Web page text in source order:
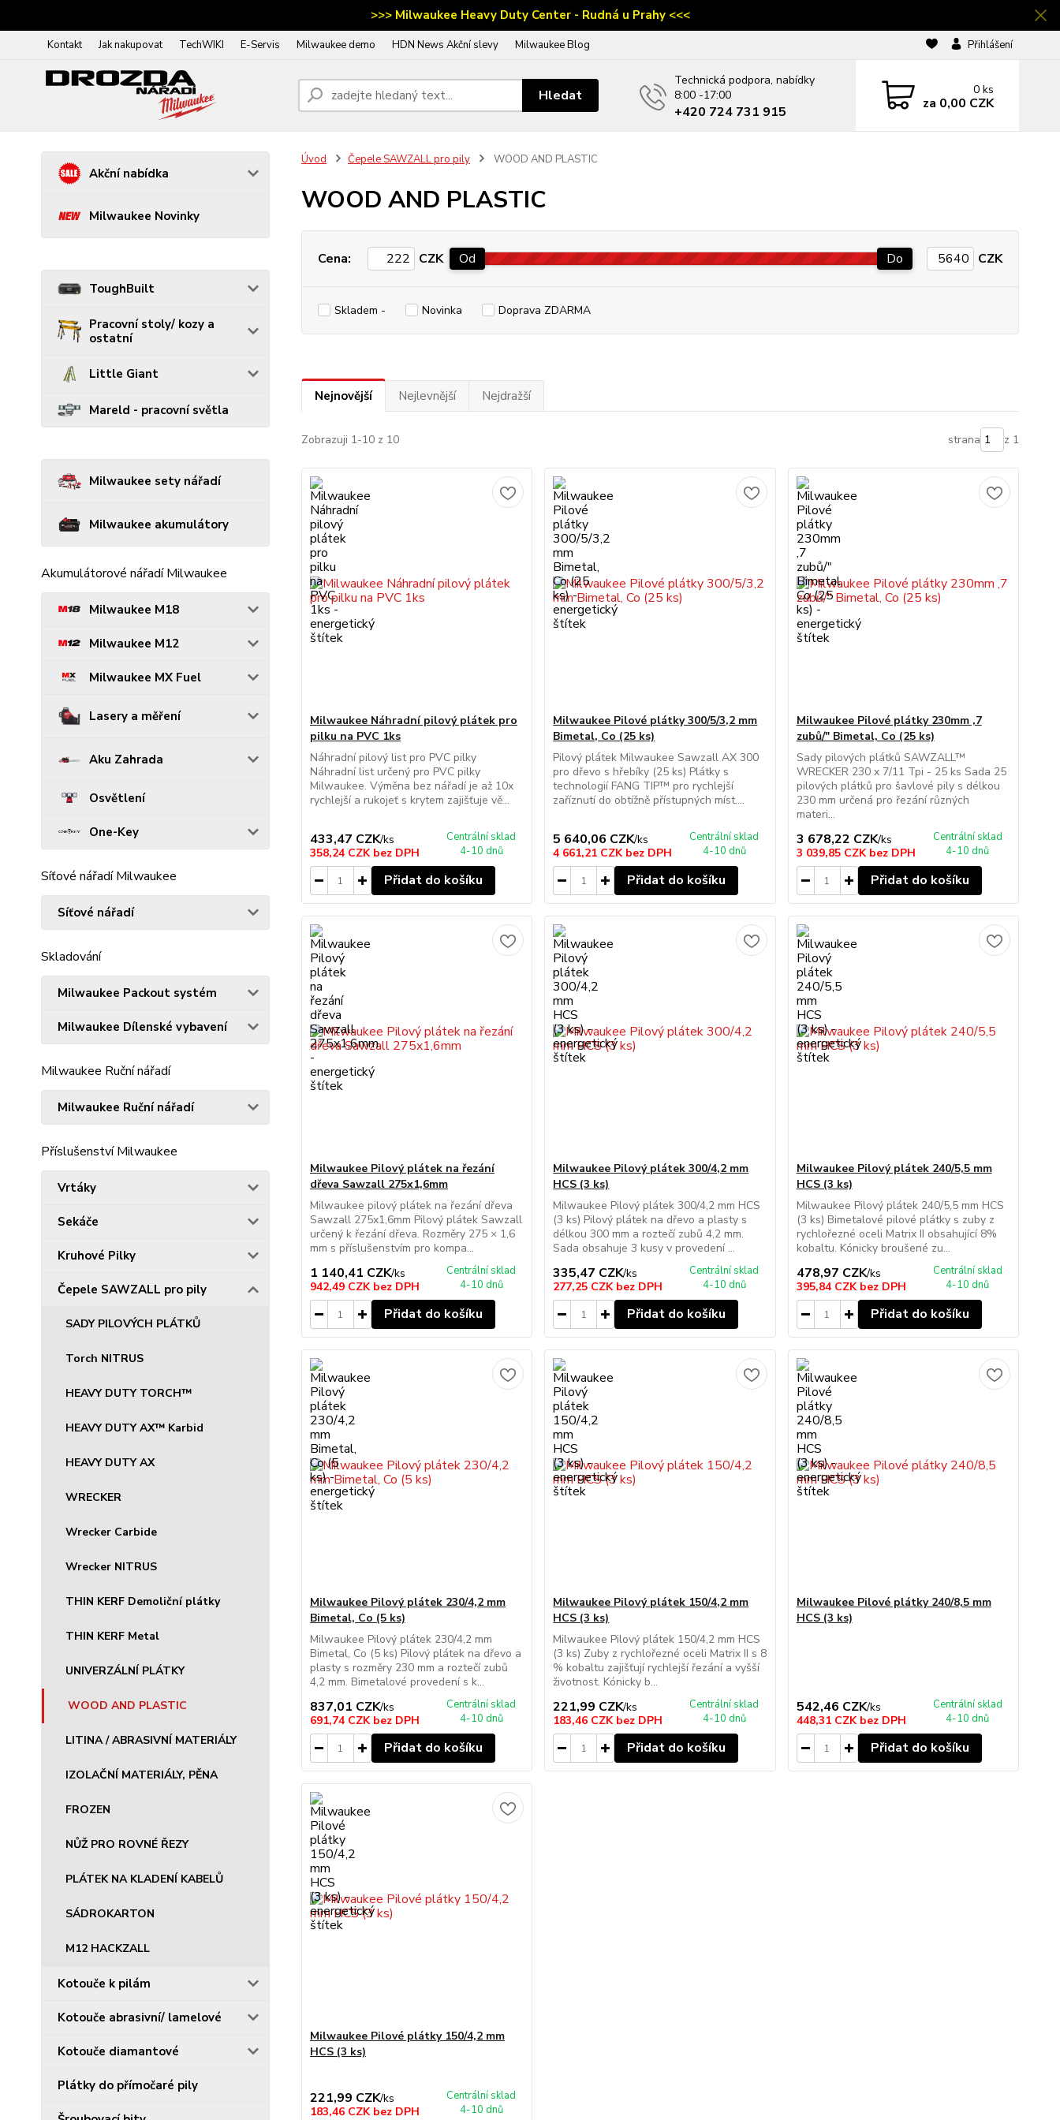
>>> Milwaukee Heavy Duty Center - Rudná u Prahy <<<
Kontakt Jak nakupovat TechWIKI E-Servis Milwaukee demo HDN News Akční slevy Milwaukee Blog Přihlášení
Hledat
Technická podpora, nabídky
8:00 -17:00
‭+420 724 731 915
0 ks
za 0,00 CZK
Akční nabídka
Milwaukee Novinky
ToughBuilt
Pracovní stoly/ kozy a
ostatní
Little Giant
Mareld - pracovní světla
Milwaukee sety nářadí
Milwaukee akumulátory
Akumulátorové nářadí Milwaukee
Milwaukee M18
Milwaukee M12
Milwaukee MX Fuel
Lasery a měření
Aku Zahrada
Osvětlení
One-Key
Síťové nářadí Milwaukee
Síťové nářadí
Skladování
Milwaukee Packout systém
Milwaukee Dílenské vybavení
Milwaukee Ruční nářadí
Milwaukee Ruční nářadí
Příslušenství Milwaukee
Vrtáky
Sekáče
Kruhové Pilky
Čepele SAWZALL pro pily
SADY PILOVÝCH PLÁTKŮ
Torch NITRUS
HEAVY DUTY TORCH™
HEAVY DUTY AX™ Karbid
HEAVY DUTY AX
WRECKER
Wrecker Carbide
Wrecker NITRUS
THIN KERF Demoliční plátky
THIN KERF Metal
UNIVERZÁLNÍ PLÁTKY
WOOD AND PLASTIC
LITINA / ABRASIVNÍ MATERIÁLY
IZOLAČNÍ MATERIÁLY, PĚNA
FROZEN
NŮŽ PRO ROVNÉ ŘEZY
PLÁTEK NA KLADENÍ KABELŮ
SÁDROKARTON
M12 HACKZALL
Kotouče k pilám
Kotouče abrasivní/ lamelové
Kotouče diamantové
Plátky do přímočaré pily
Úvod Čepele SAWZALL pro pily WOOD AND PLASTIC
WOOD AND PLASTIC
Cena: CZK Od Do CZK
Skladem - Novinka Doprava ZDARMA
Nejnovější Nejlevnější Nejdražší
Zobrazuji 1-10 z 10 strana z 1
Milwaukee Náhradní pilový plátek pro
pilku na PVC 1ks
Náhradní pilový list pro PVC pilky
Náhradní list určený pro PVC pilky
Milwaukee. Výměna bez nářadí je až 10x
rychlejší a rukojeť s krytem zajišťuje vě...
433,47 CZK/ks
358,24 CZK bez DPH
Centrální sklad
4-10 dnů
Přidat do košíku
Milwaukee Pilové plátky 300/5/3,2 mm
Bimetal, Co (25 ks)
Pilový plátek Milwaukee Sawzall AX 300
pro dřevo s hřebíky (25 ks) Plátky s
technologií FANG TIP™ pro rychlejší
zaříznutí do obtížně přístupných míst....
5 640,06 CZK/ks
4 661,21 CZK bez DPH
Centrální sklad
4-10 dnů
Přidat do košíku
Milwaukee Pilové plátky 230mm ,7
zubů/" Bimetal, Co (25 ks)
Sady pilových plátků SAWZALL™
WRECKER 230 x 7/11 Tpi - 25 ks Sada 25
pilových plátků pro šavlové pily s délkou
230 mm určená pro řezání různých
materi...
3 678,22 CZK/ks
3 039,85 CZK bez DPH
Centrální sklad
4-10 dnů
Přidat do košíku
Milwaukee Pilový plátek na řezání
dřeva Sawzall 275x1,6mm
Milwaukee pilový plátek na řezání dřeva
Sawzall 275x1,6mm Pilový plátek Sawzall
určený k řezání dřeva. Rozměry 275 × 1,6
mm s příslušenstvím pro kompa...
1 140,41 CZK/ks
942,49 CZK bez DPH
Centrální sklad
4-10 dnů
Přidat do košíku
Milwaukee Pilový plátek 300/4,2 mm
HCS (3 ks)
Milwaukee Pilový plátek 300/4,2 mm HCS
(3 ks) Pilový plátek na dřevo a plasty s
délkou 300 mm a roztečí zubů 4,2 mm.
Sada obsahuje 3 kusy v provedení ...
335,47 CZK/ks
277,25 CZK bez DPH
Centrální sklad
4-10 dnů
Přidat do košíku
Milwaukee Pilový plátek 240/5,5 mm
HCS (3 ks)
Milwaukee Pilový plátek 240/5,5 mm HCS
(3 ks) Bimetalové pilové plátky s zuby z
rychlořezné oceli Matrix II obsahující 8%
kobaltu. Kónicky broušené zu...
478,97 CZK/ks
395,84 CZK bez DPH
Centrální sklad
4-10 dnů
Přidat do košíku
Milwaukee Pilový plátek 230/4,2 mm
Bimetal, Co (5 ks)
Milwaukee Pilový plátek 230/4,2 mm
Bimetal, Co (5 ks) Pilový plátek na dřevo a
plasty s rozměry 230 mm a roztečí zubů
4,2 mm. Bimetalové provedení s k...
837,01 CZK/ks
691,74 CZK bez DPH
Centrální sklad
4-10 dnů
Přidat do košíku
Milwaukee Pilový plátek 150/4,2 mm
HCS (3 ks)
Milwaukee Pilový plátek 150/4,2 mm HCS
(3 ks) Zuby z rychlořezné oceli Matrix II s 8
% kobaltu zajišťují rychlejší řezání a vyšší
životnost. Kónicky b...
221,99 CZK/ks
183,46 CZK bez DPH
Centrální sklad
4-10 dnů
Přidat do košíku
Milwaukee Pilové plátky 240/8,5 mm
HCS (3 ks)
542,46 CZK/ks
448,31 CZK bez DPH
Centrální sklad
4-10 dnů
Přidat do košíku
Milwaukee Pilové plátky 150/4,2 mm
HCS (3 ks)
221,99 CZK/ks
183,46 CZK bez DPH
Centrální sklad
4-10 dnů